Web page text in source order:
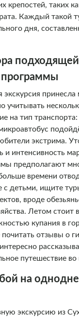
крепостей, таких
Каждый такой
дня,
подходящей
принесла
учитывать
на тип транспорта:
экстрима.
и интенсивность
предполагают
времени
с детьми, ищите
вроде
Летом стоит
купания в
почитать отзывы о
путешествие
на
экскурсию из